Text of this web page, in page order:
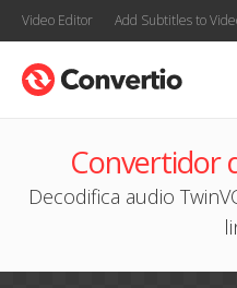
Video Editor Add Subtitles to
Convertidor
Decodifica audio